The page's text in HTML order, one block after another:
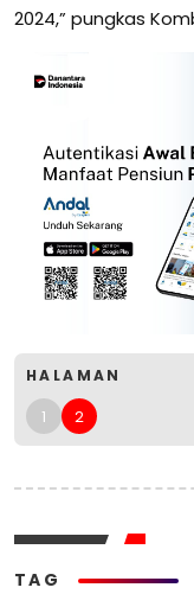
2024,” pungkas
HALAMAN
1 2
TAG